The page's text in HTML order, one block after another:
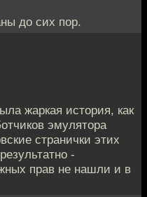
до сих пор.
жаркая история, как
эмулятора
странички этих
-
прав не нашли и в